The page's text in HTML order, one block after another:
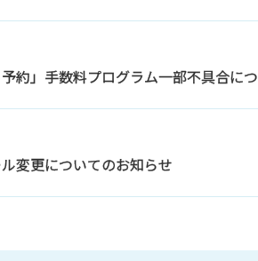
予約」手数料プログラム一部不具合に
変更についてのお知らせ